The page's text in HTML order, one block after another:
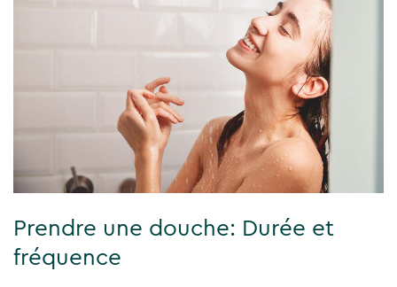
Prendre une douche: Durée et
fréquence